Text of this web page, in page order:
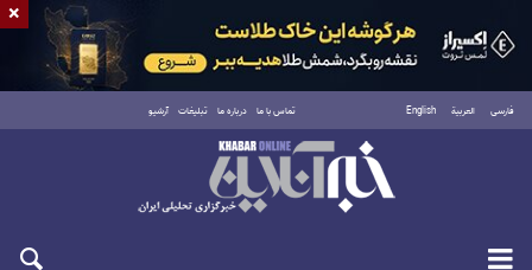
فارسی العربية English تماس با ما درباره ما تبلیغات آرشیو
پنجشنبه ۱۵ مرداد ۱۴۰۵
×